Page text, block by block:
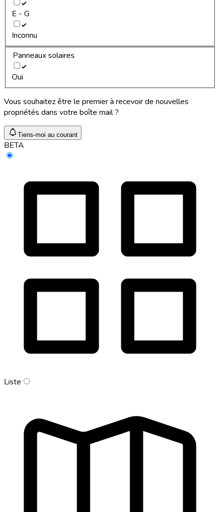
E - G
Inconnu
Panneaux solaires
Oui
Vous souhaitez être le premier à recevoir de nouvelles
propriétés dans votre boîte mail ?
Tiens-moi au courant
BETA
Liste